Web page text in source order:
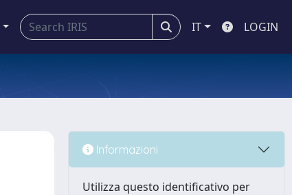
IT LOGIN
Informazioni
Utilizza questo identificativo per